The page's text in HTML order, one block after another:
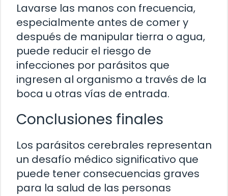
Lavarse las manos con frecuencia,
especialmente antes de comer y
después de manipular tierra o agua,
puede reducir el riesgo de
infecciones por parásitos que
ingresen al organismo a través de la
boca u otras vías de entrada.
Conclusiones finales
Los parásitos cerebrales representan
un desafío médico significativo que
puede tener consecuencias graves
para la salud de las personas